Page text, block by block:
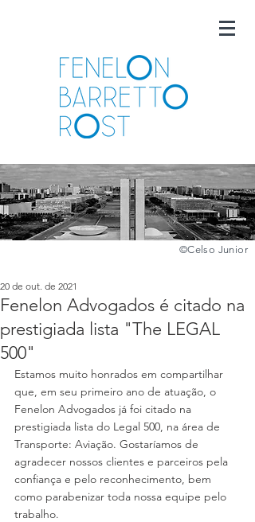
©️Celso Junior
Fenelon Advogados é citado na
prestigiada lista "The LEGAL
500"
20 de out. de 2021
Estamos muito honrados em compartilhar
que, em seu primeiro ano de atuação, o
Fenelon Advogados já foi citado na
prestigiada lista do Legal 500, na área de
Transporte: Aviação. Gostaríamos de
agradecer nossos clientes e parceiros pela
confiança e pelo reconhecimento, bem
como parabenizar toda nossa equipe pelo
trabalho.